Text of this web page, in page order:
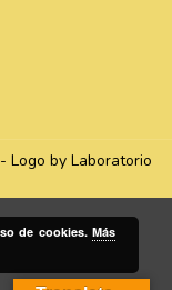
Logo by Laboratorio
de cookies. Más